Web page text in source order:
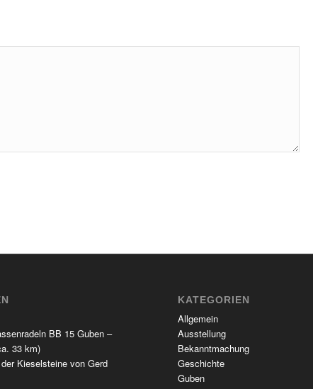
BB 15 Guben –
33 km)
Kieselsteine von Gerd
KATEGORIEN
Allgemein
Ausstellung
Bekanntmachung
Geschichte
Guben